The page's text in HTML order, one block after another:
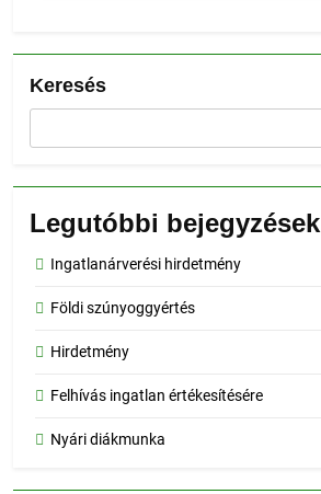
Keresés
Legutóbbi bejegyzések
Ingatlanárverési hirdetmény
Földi szúnyoggyértés
Hirdetmény
Felhívás ingatlan értékesítésére
Nyári diákmunka